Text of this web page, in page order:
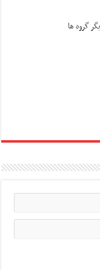
گروه ها